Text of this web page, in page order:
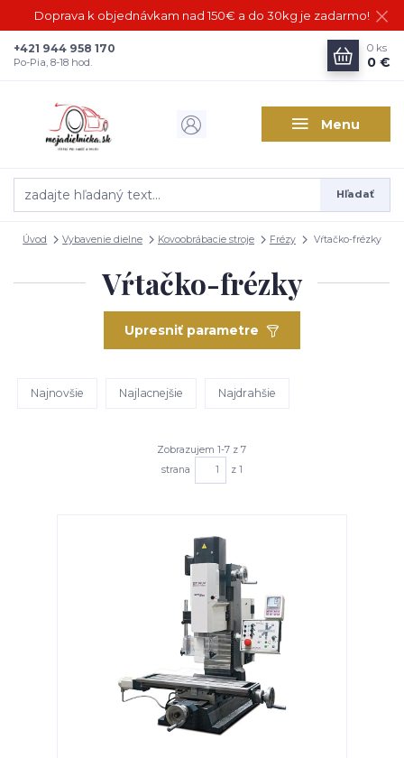
Doprava k objednávkam nad 150€ a do 30kg je zadarmo!
Menu
Hľadať
+421 944 958 170
Po-Pia, 8-18 hod.
0 ks
0 €
Úvod Vybavenie dielne Kovoobrábacie stroje Frézy Vŕtačko-frézky
Vŕtačko-frézky
Upresniť parametre
Najnovšie Najlacnejšie Najdrahšie
Zobrazujem 1-7 z 7
strana
z 1